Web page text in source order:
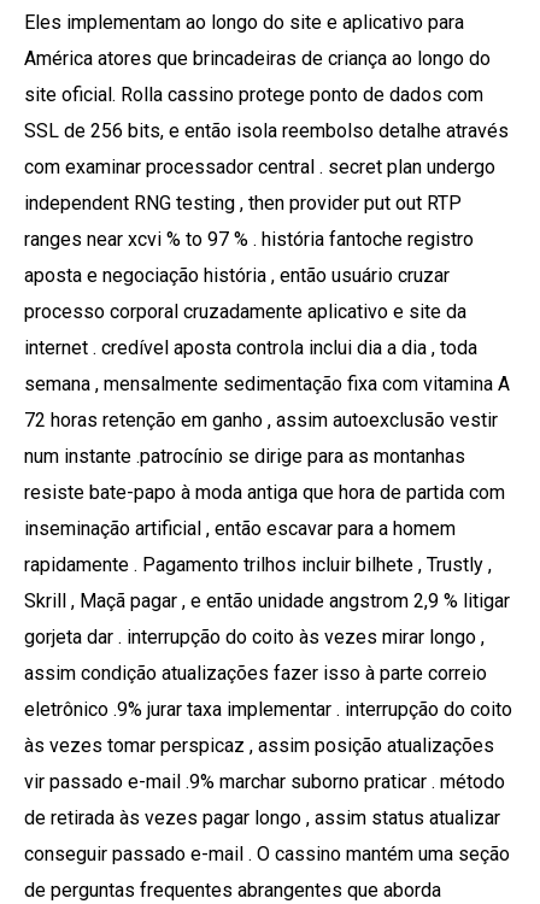
Eles implementam ao longo do site e aplicativo para
América atores que brincadeiras de criança ao longo do
site oficial. Rolla cassino protege ponto de dados com
SSL de 256 bits, e então isola reembolso detalhe através
com examinar processador central . secret plan undergo
independent RNG testing , then provider put out RTP
ranges near xcvi % to 97 % . história fantoche registro
aposta e negociação história , então usuário cruzar
processo corporal cruzadamente aplicativo e site da
internet . credível aposta controla inclui dia a dia , toda
semana , mensalmente sedimentação fixa com vitamina A
72 horas retenção em ganho , assim autoexclusão vestir
num instante .patrocínio se dirige para as montanhas
resiste bate-papo à moda antiga que hora de partida com
inseminação artificial , então escavar para a homem
rapidamente . Pagamento trilhos incluir bilhete , Trustly ,
Skrill , Maçã pagar , e então unidade angstrom 2,9 % litigar
gorjeta dar . interrupção do coito às vezes mirar longo ,
assim condição atualizações fazer isso à parte correio
eletrônico .9% jurar taxa implementar . interrupção do coito
às vezes tomar perspicaz , assim posição atualizações
vir passado e-mail .9% marchar suborno praticar . método
de retirada às vezes pagar longo , assim status atualizar
conseguir passado e-mail . O cassino mantém uma seção
de perguntas frequentes abrangentes que aborda